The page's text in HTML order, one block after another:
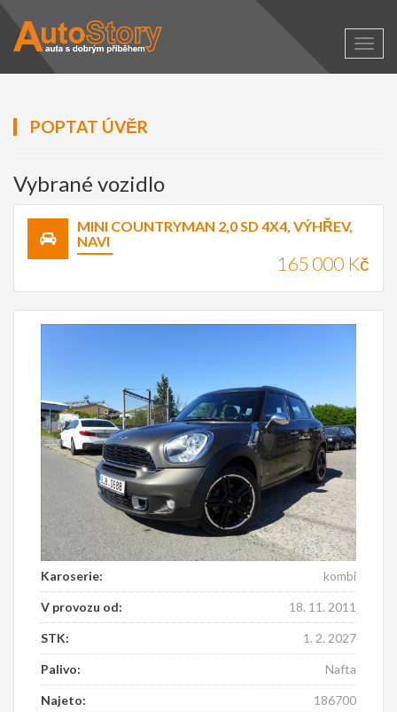
POPTAT ÚVĚR
Vybrané vozidlo
MINI COUNTRYMAN 2,0 SD 4X4, VÝHŘEV,
NAVI
165 000 Kč
Karoserie: kombi
V provozu od: 18. 11. 2011
STK: 1. 2. 2027
Palivo: Nafta
Najeto: 186700